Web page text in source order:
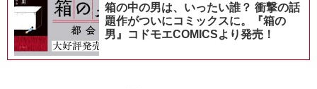
箱の中の男は、いったい誰？ 衝撃の話
題作がついにコミックスに。『箱の
男』コドモエCOMICSより発売！